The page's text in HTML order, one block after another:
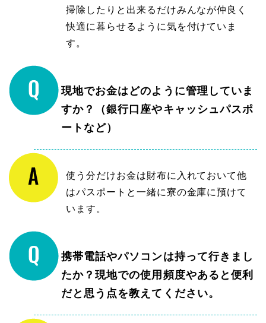
掃除したりと出来るだけみんなが仲良く
快適に暮らせるように気を付けていま
す。
現地でお金はどのように管理していま
すか？（銀行口座やキャッシュパスポ
ートなど）
使う分だけお金は財布に入れておいて他
はパスポートと一緒に寮の金庫に預けて
います。
携帯電話やパソコンは持って行きまし
たか？現地での使用頻度やあると便利
だと思う点を教えてください。